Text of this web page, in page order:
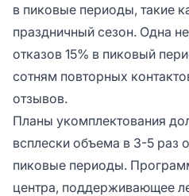
в пиковые периоды, такие
праздничный сезон. Одна
отказов 15% в пиковый
сотням повторных
отзывов.
Планы укомплектования
всплески объема в 3-5 раз
пиковые периоды.
центра, поддерживающее